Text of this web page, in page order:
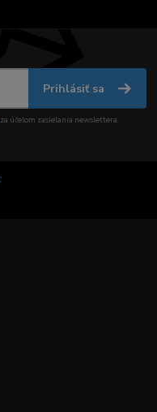
Prihlásiť sa
za účelom zasielania newslettera.